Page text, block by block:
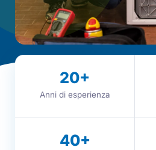
20+
Anni di esperienza
40+